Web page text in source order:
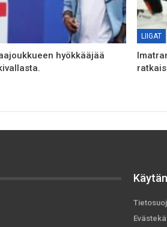
hyökkääjää
LIIGAT